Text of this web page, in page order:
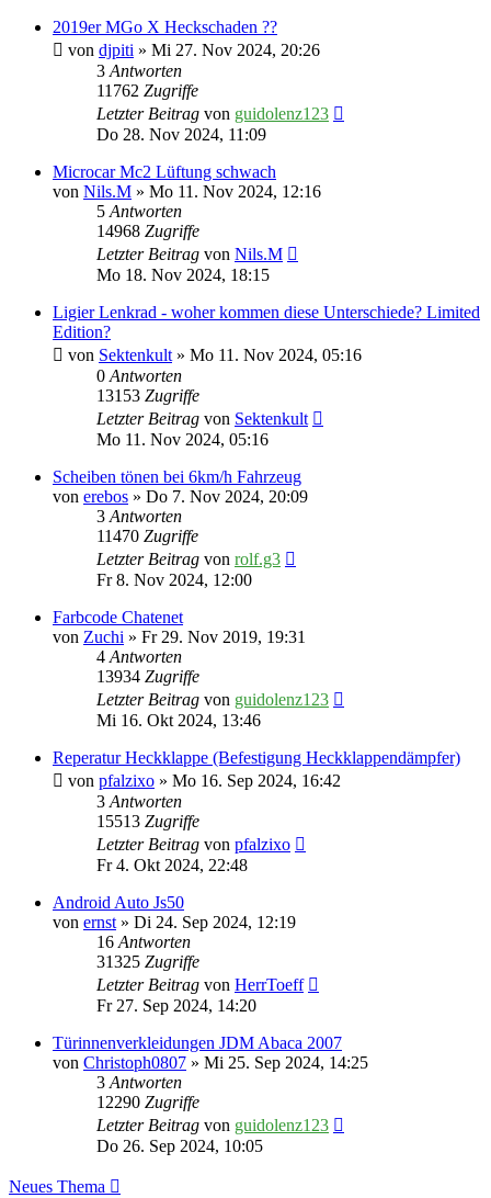
2019er MGo X Heckschaden ??
von djpiti » Mi 27. Nov 2024, 20:26
3Antworten
11762 Zugriffe
Letzter Beitrag von guidolenz123
Do 28. Nov 2024, 11:09
Microcar Mc2 Lüftung schwach
von Nils.M » Mo 11. Nov 2024, 12:16
5Antworten
14968 Zugriffe
Letzter Beitrag von Nils.M
Mo 18. Nov 2024, 18:15
Ligier Lenkrad - woher kommen diese Unterschiede? Limited
Edition?
von Sektenkult» Mo 11. Nov 2024, 05:16
0Antworten
13153 Zugriffe
Letzter Beitrag von Sektenkult
Mo 11. Nov 2024, 05:16
Scheiben tönen bei 6km/h Fahrzeug
von erebos » Do 7. Nov 2024, 20:09
3Antworten
11470 Zugriffe
Letzter Beitrag von rolf.g3
Fr 8. Nov 2024, 12:00
Farbcode Chatenet
von Zuchi » Fr 29. Nov 2019, 19:31
4Antworten
13934 Zugriffe
Letzter Beitrag von guidolenz123
Mi 16. Okt 2024, 13:46
Reperatur Heckklappe (Befestigung Heckklappendämpfer)
von pfalzixo » Mo 16. Sep 2024, 16:42
3Antworten
15513 Zugriffe
Letzter Beitrag von pfalzixo
Fr 4. Okt 2024, 22:48
Android Auto Js50
von ernst» Di 24. Sep 2024, 12:19
16Antworten
31325 Zugriffe
Letzter Beitrag von HerrToeff
Fr 27. Sep 2024, 14:20
Türinnenverkleidungen JDM Abaca 2007
von Christoph0807 » Mi 25. Sep 2024, 14:25
3Antworten
12290 Zugriffe
Letzter Beitrag von guidolenz123
Do 26. Sep 2024, 10:05
Neues Thema